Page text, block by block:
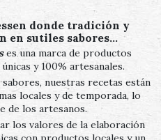
donde tradición y
en sutiles sabores…
es una marca de productos
y 100% artesanales.
nuestras recetas están
locales y de temporada, lo
de los artesanos.
los valores de la elaboración